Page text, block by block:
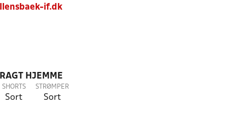
if.dk
HJEMME
SHORTS
Sort
STRØMPER
Sort